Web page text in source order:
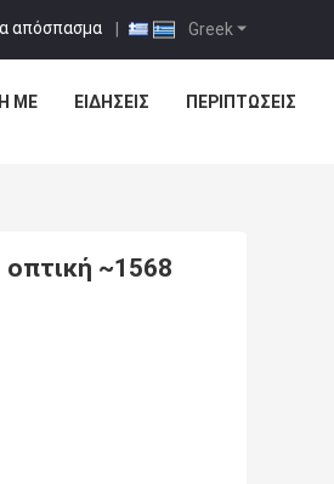
Greek
απόσπασμα |
ΜΕ ΕΙΔΉΣΕΙΣ ΠΕΡΙΠΤΏΣΕΙΣ
~1568